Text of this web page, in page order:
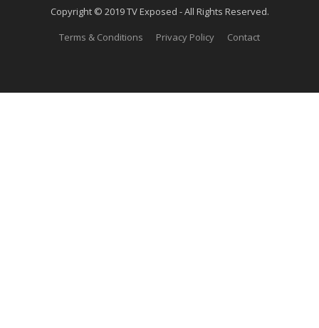
Copyright © 2019 TV Exposed - All Rights Reserved.
Terms & Conditions
Privacy Policy Contact